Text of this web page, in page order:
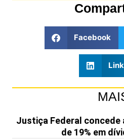
Facebook
Justiça Federal concede
de 19% em